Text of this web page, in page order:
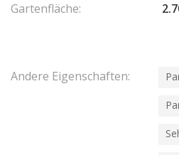
Gartenfläche:
Andere Eigenschaften: